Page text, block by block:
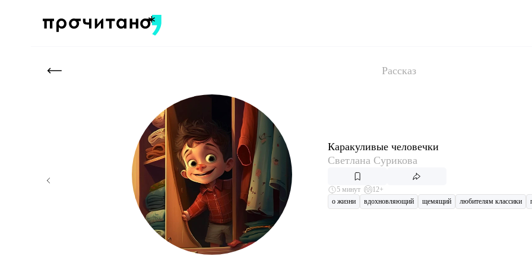
Рассказ
Каракуливые человечки
Светлана Сурикова
5 минут
12+
о жизни
вдохновляющий щемящий любителям классики